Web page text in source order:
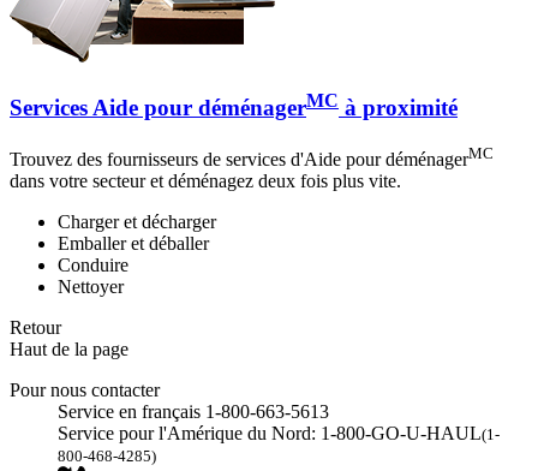
Services Aide pour déménagerMC à proximité
Trouvez des fournisseurs de services d'Aide pour déménagerMC
dans votre secteur et déménagez deux fois plus vite.
Charger et décharger
Emballer et déballer
Conduire
Nettoyer
Retour
Haut de la page
Pour nous contacter
Service en français 1-800-663-5613
Service pour l'Amérique du Nord: 1-800-GO-U-HAUL(1-
800-468-4285)